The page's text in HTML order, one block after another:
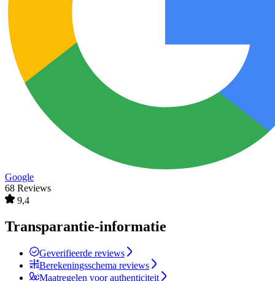
Google
68 Reviews
9,4
Transparantie-informatie
Geverifieerde reviews
Berekeningsschema reviews
Maatregelen voor authenticiteit